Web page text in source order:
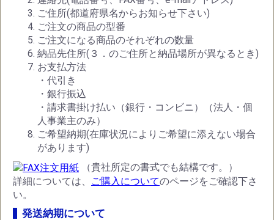
ご住所(都道府県名からお知らせ下さい)
ご注文の商品の型番
ご注文になる商品のそれぞれの数量
納品先住所(３．のご住所と納品場所が異なるとき)
お支払方法
・代引き
・銀行振込
・請求書掛け払い（銀行・コンビニ）（法人・個
人事業主のみ）
ご希望納期(在庫状況によりご希望に添えない場合
があります)
（貴社所定の書式でも結構です。）
詳細については、
ご購入についてのページをご確認下さ
い。
発送納期について